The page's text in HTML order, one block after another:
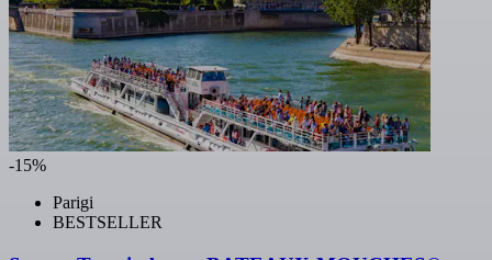
-15%
Parigi
BESTSELLER